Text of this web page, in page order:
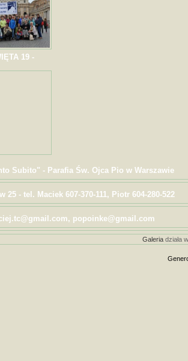
19 -
Subito" - Parafia Św. Ojca Pio w Warszawie
25 - tel. Maciek 607-370-111, Piotr 604-280-522
popoinke@gmail.com
Galeriadziała